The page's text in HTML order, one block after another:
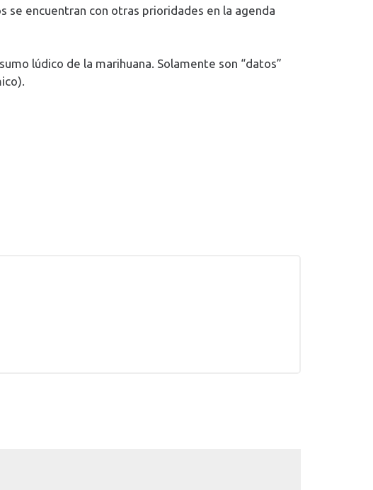
se encuentran con otras prioridades en la agenda
lúdico de la marihuana. Solamente son “datos”